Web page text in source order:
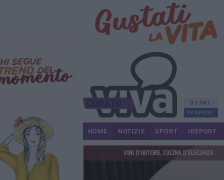
21.381
FANPAGE
HOME NOTIZIE SPORT IREPORT